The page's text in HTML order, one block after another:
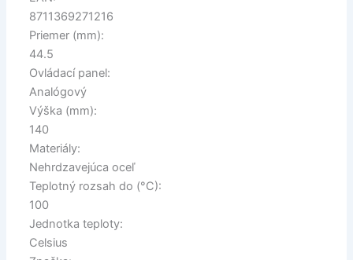
8711369271216
Priemer (mm):
44.5
Ovládací panel:
Analógový
Výška (mm):
140
Materiály:
Nehrdzavejúca oceľ
Teplotný rozsah do (°C):
100
Jednotka teploty:
Celsius